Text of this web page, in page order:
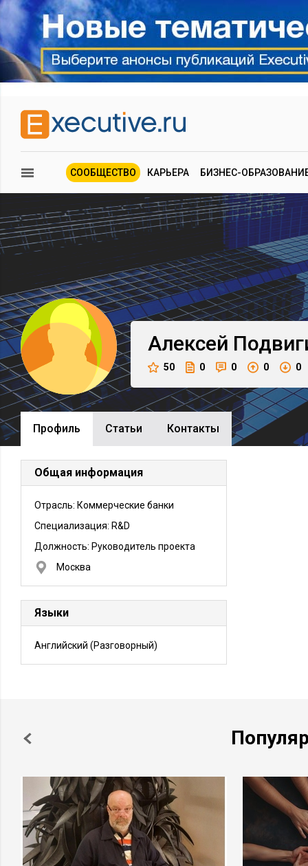
СООБЩЕСТВО КАРЬЕРА БИЗНЕС-
Алексей
50 0 0 0 0
Профиль Cтатьи Контакты
Общая информация
Отрасль: Коммерческие банки
Специализация: R&D
Должность: Руководитель проекта
Москва
Языки
Английский (Разговорный)